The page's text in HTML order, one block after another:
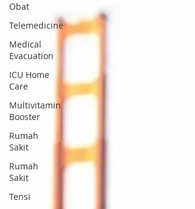
Obat
Telemedicine
Medical
Evacuation
ICU Home
Care
Multivitamin
Booster
Rumah
Sakit
Rumah
Sakit
Tensi